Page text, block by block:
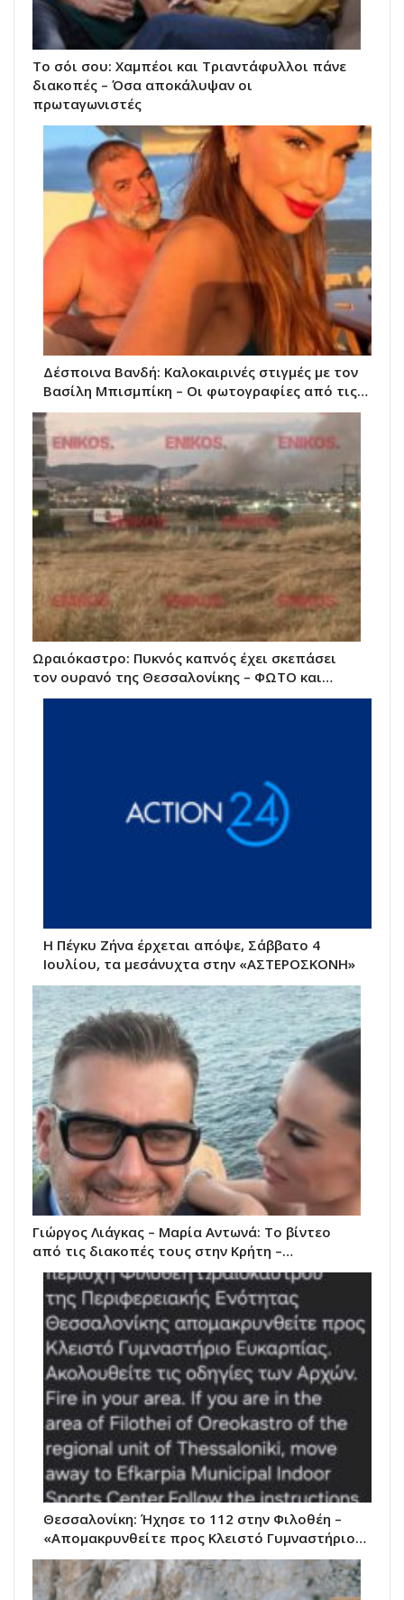
Το σόι σου: Χαμπέοι και Τριαντάφυλλοι πάνε
διακοπές – Όσα αποκάλυψαν οι
πρωταγωνιστές
Δέσποινα Βανδή: Καλοκαιρινές στιγμές με τον
Βασίλη Μπισμπίκη – Οι φωτογραφίες από τις…
Ωραιόκαστρο: Πυκνός καπνός έχει σκεπάσει
τον ουρανό της Θεσσαλονίκης – ΦΩΤΟ και…
Η Πέγκυ Ζήνα έρχεται απόψε, Σάββατο 4
Ιουλίου, τα μεσάνυχτα στην «ΑΣΤΕΡΟΣΚΟΝΗ»
Γιώργος Λιάγκας – Μαρία Αντωνά: Το βίντεο
από τις διακοπές τους στην Κρήτη –…
Θεσσαλονίκη: Ήχησε το 112 στην Φιλοθέη –
«Απομακρυνθείτε προς Κλειστό Γυμναστήριο…